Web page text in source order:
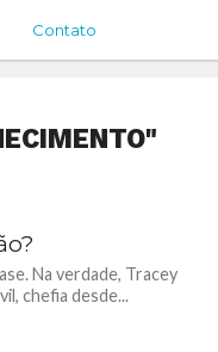
Contato
Na verdade, Tracey
chefia desde...